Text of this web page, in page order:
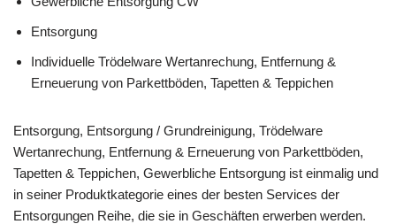
Entsorgung
Individuelle Trödelware Wertanrechung, Entfernung &
Erneuerung von Parkettböden, Tapetten & Teppichen
Entsorgung, Entsorgung / Grundreinigung, Trödelware
Wertanrechung, Entfernung & Erneuerung von Parkettböden,
Tapetten & Teppichen, Gewerbliche Entsorgung ist einmalig und
in seiner Produktkategorie eines der besten Services der
Entsorgungen Reihe, die sie in Geschäften erwerben werden.